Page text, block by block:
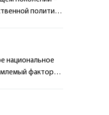
политики
национальное
фактор